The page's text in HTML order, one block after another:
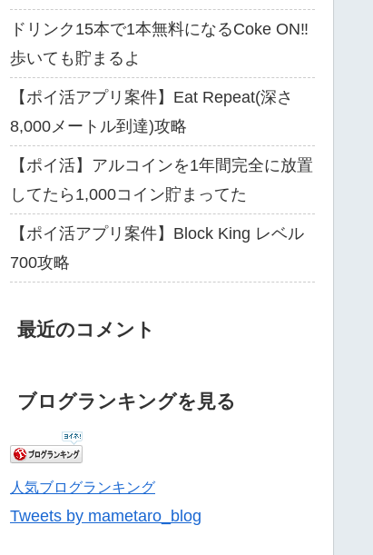
ドリンク15本で1本無料になるCoke ON‼
歩いても貯まるよ
【ポイ活アプリ案件】Eat Repeat(深さ
8,000メートル到達)攻略
【ポイ活】アルコインを1年間完全に放置
してたら1,000コイン貯まってた
【ポイ活アプリ案件】Block King レベル
700攻略
最近のコメント
ブログランキングを見る
人気ブログランキング
Tweets by mametaro_blog